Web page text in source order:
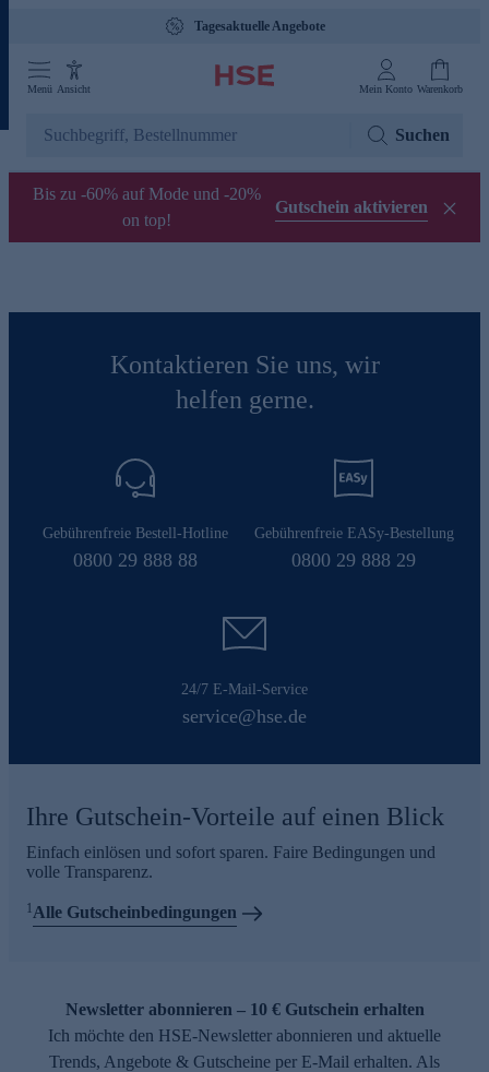
Tagesaktuelle Angebote
Menü Ansicht Mein Konto Warenkorb
Suchen
Bis zu -60% auf Mode und -20%
on top!
Gutschein aktivieren
Kontaktieren Sie uns, wir
helfen gerne.
Gebührenfreie Bestell-Hotline
0800 29 888 88
Gebührenfreie EASy-Bestellung
0800 29 888 29
24/7 E-Mail-Service
service@hse.de
Ihre Gutschein-Vorteile auf einen Blick
Einfach einlösen und sofort sparen. Faire Bedingungen und
volle Transparenz.
1Alle Gutscheinbedingungen
Newsletter abonnieren – 10 € Gutschein erhalten
Ich möchte den HSE-Newsletter abonnieren und aktuelle
Trends, Angebote & Gutscheine per E-Mail erhalten. Als